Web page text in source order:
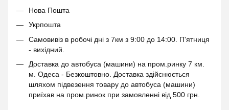
Нова Пошта
Укрпошта
Самовивіз в робочі дні з 7км з 9:00 до 14:00. П'ятниця
- вихідний.
Доставка до автобуса (машини) на пром.ринку 7 км.
м. Одеса - Безкоштовно. Доставка здійснюється
шляхом підвезення товару до автобуса (машини)
приїхав на пром.ринок при замовленні від 500 грн.